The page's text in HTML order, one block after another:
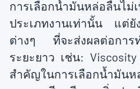
การเลือกน้ำมันหล่อลื่นไม่
ประเภทงานเท่านั้น แต่
ต่างๆ ที่จะส่งผลต่อการท
ระยะยาว เช่น:
สำคัญในการเลือกน้ำมัน